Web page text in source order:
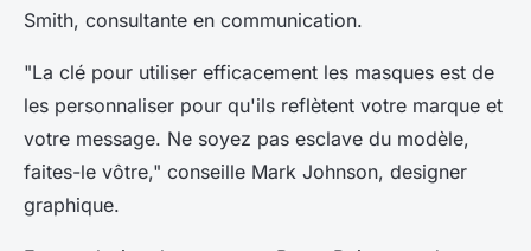
Smith, consultante en communication.
"La clé pour utiliser efficacement les masques est de
les personnaliser pour qu'ils reflètent votre marque et
votre message. Ne soyez pas esclave du modèle,
faites-le vôtre," conseille Mark Johnson, designer
graphique.